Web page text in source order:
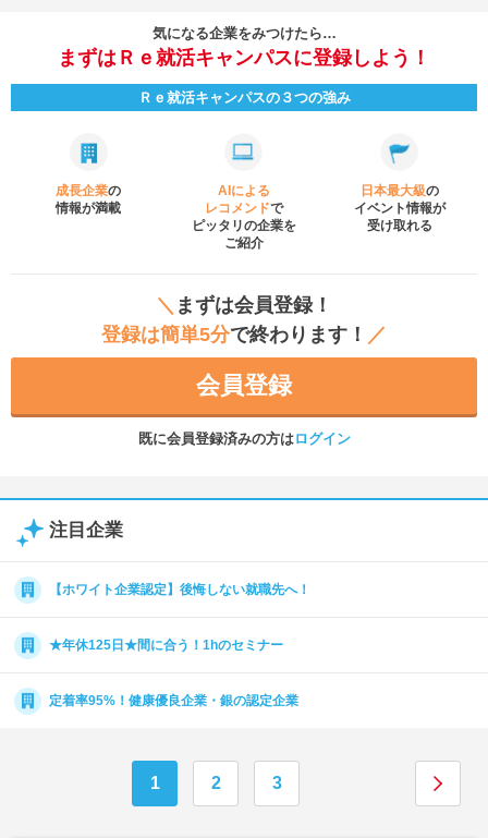
気になる企業をみつけたら…
まずはＲｅ就活キャンパスに登録しよう！
Ｒｅ就活キャンパスの３つの強み
成長企業の
情報が満載
AIによる
レコメンドで
ピッタリの企業を
ご紹介
日本最大級の
イベント情報が
受け取れる
＼ まずは会員登録！
登録は簡単5分で終わります！ ／
会員登録
既に会員登録済みの方はログイン
注目企業
【ホワイト企業認定】後悔しない就職先へ！
★年休125日★間に合う！1hのセミナー
定着率95%！健康優良企業・銀の認定企業
1 2 3